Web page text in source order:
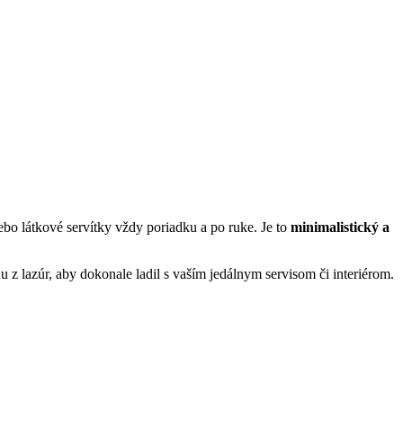
látkové servítky vždy poriadku a po ruke. Je to minimalistický a
lazúr, aby dokonale ladil s vaším jedálnym servisom či interiérom.